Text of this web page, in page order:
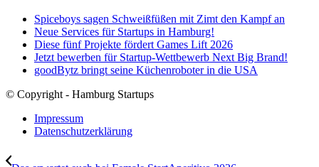
Spiceboys sagen Schweißfüßen mit Zimt den Kampf an
Neue Services für Startups in Hamburg!
Diese fünf Projekte fördert Games Lift 2026
Jetzt bewerben für Startup-Wettbewerb Next Big Brand!
goodBytz bringt seine Küchenroboter in die USA
© Copyright - Hamburg Startups
Impressum
Datenschutzerklärung